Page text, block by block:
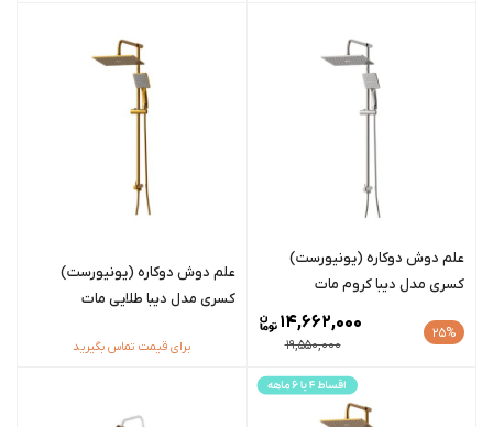
علم دوش دوکاره (یونیورست)
کسری مدل دیبا کروم مات
25%
19,550,000
14,662,000
علم دوش دوکاره (یونیورست)
کسری مدل دیبا طلایی مات
برای قیمت تماس بگیرید